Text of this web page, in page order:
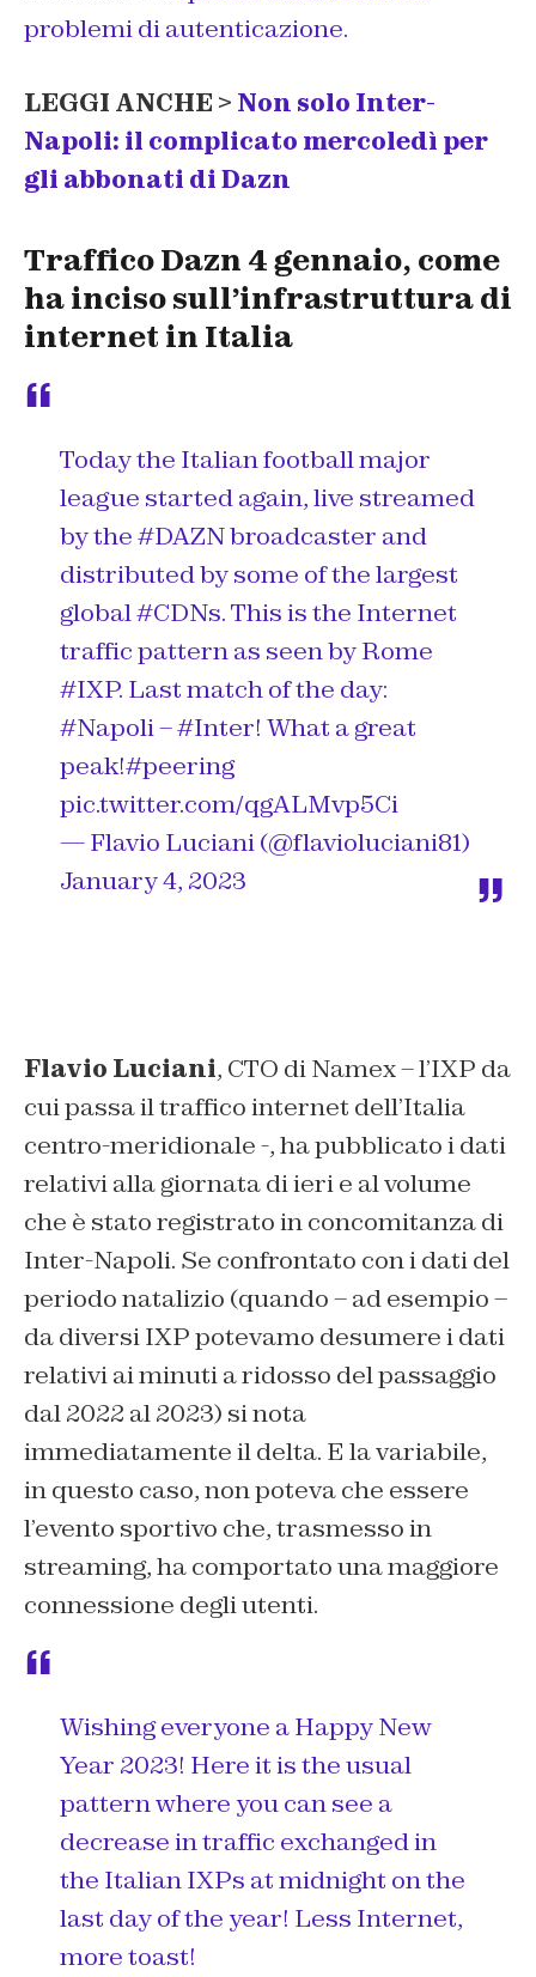
problemi di autenticazione.
LEGGI ANCHE > Non solo Inter-
Napoli: il complicato mercoledì per
gli abbonati di Dazn
Traffico Dazn 4 gennaio, come
ha inciso sull’infrastruttura di
internet in Italia
Today the Italian football major
league started again, live streamed
by the#DAZNbroadcaster and
distributed by some of the largest
global#CDNs. This is the Internet
traffic pattern as seen by Rome
#IXP. Last match of the day:
#Napoli–#Inter! What a great
peak!#peering
pic.twitter.com/qgALMvp5Ci
— Flavio Luciani (@flavioluciani81)
January 4, 2023
Flavio Luciani, CTO di Namex – l’IXP da
cui passa il traffico internet dell’Italia
centro-meridionale -, ha pubblicato i dati
relativi alla giornata di ieri e al volume
che è stato registrato in concomitanza di
Inter-Napoli. Se confrontato con i dati del
periodo natalizio (quando – ad esempio –
da diversi IXP potevamo desumere i dati
relativi ai minuti a ridosso del passaggio
dal 2022 al 2023) si nota
immediatamente il delta. E la variabile,
in questo caso, non poteva che essere
l’evento sportivo che, trasmesso in
streaming, ha comportato una maggiore
connessione degli utenti.
Wishing everyone a Happy New
Year 2023! Here it is the usual
pattern where you can see a
decrease in traffic exchanged in
the Italian IXPs at midnight on the
last day of the year! Less Internet,
more toast!